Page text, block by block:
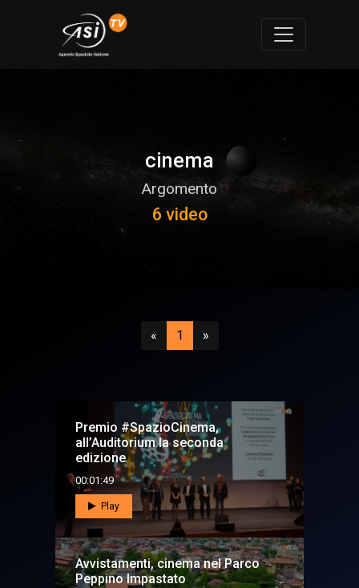
cinema
Argomento
6 video
«Precedente
1 (attuale)
»Successivo
Premio #SpazioCinema,
all’Auditorium la seconda
edizione
00:01:49
Play
Avvistamenti, cinema nel Parco
Peppino Impastato